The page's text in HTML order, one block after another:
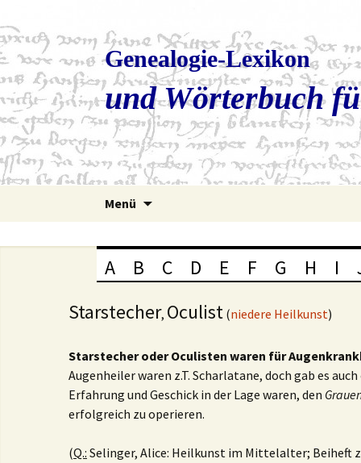
Genealogie-Lexikon
und Wörterbuch
Menü
A B C D E F G H I
Starstecher, Oculist (niedere Heilkunst)
Starstecher oder Oculisten waren für
Augenheiler waren z.T. Scharlatane, doch gab es
Erfahrung und Geschick in der Lage waren, den
erfolgreich zu operieren.
(Q.: Selinger, Alice: Heilkunst im Mittelalter; Beiheft